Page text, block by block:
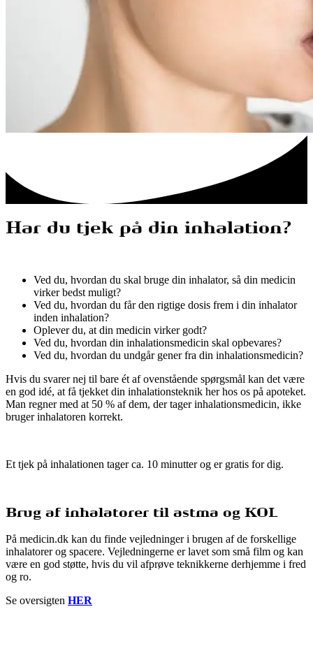
Har du tjek på din inhalation?
Ved du, hvordan du skal bruge din inhalator, så din medicin
virker bedst muligt?
Ved du, hvordan du får den rigtige dosis frem i din inhalator
inden inhalation?
Oplever du, at din medicin virker godt?
Ved du, hvordan din inhalationsmedicin skal opbevares?
Ved du, hvordan du undgår gener fra din inhalationsmedicin?
Hvis du svarer nej til bare ét af ovenstående spørgsmål kan det være
en god idé, at få tjekket din inhalationsteknik her hos os på apoteket.
Man regner med at 50 % af dem, der tager inhalationsmedicin, ikke
bruger inhalatoren korrekt.
Et tjek på inhalationen tager ca. 10 minutter og er gratis for dig.
Brug af inhalatorer til astma og KOL
På medicin.dk kan du finde vejledninger i brugen af de forskellige
inhalatorer og spacere. Vejledningerne er lavet som små film og kan
være en god støtte, hvis du vil afprøve teknikkerne derhjemme i fred
og ro.
Se oversigten HER